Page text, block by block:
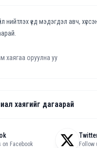
нийтлэх үед мэдэгдэл авч,
хаягийг дагаарай
on Facebook Follow